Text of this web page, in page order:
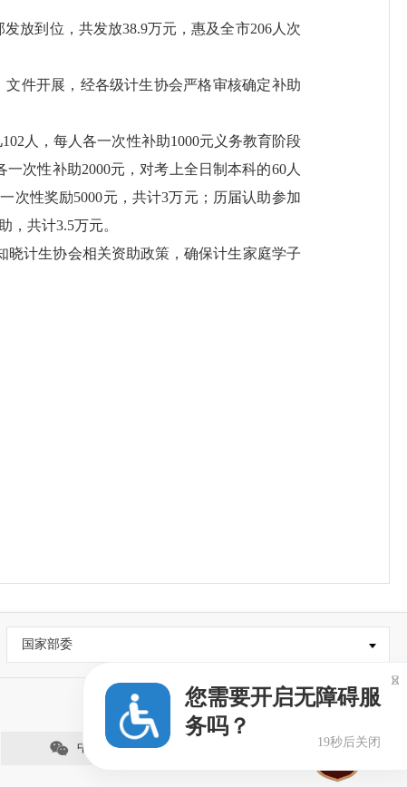
放到位，共发放38.9万元，惠及全市206人次
件开展，经各级计生协会严格审核确定补助
人，每人各一次性补助1000元义务教育阶段
次性补助2000元，对考上全日制本科的60人
次性奖励5000元，共计3万元；历届认助参加
，共计3.5万元。
计生协会相关资助政策，确保计生家庭学子
国家部委
中国石狮网
您需要开启无障碍服
务吗？
19秒后关闭
